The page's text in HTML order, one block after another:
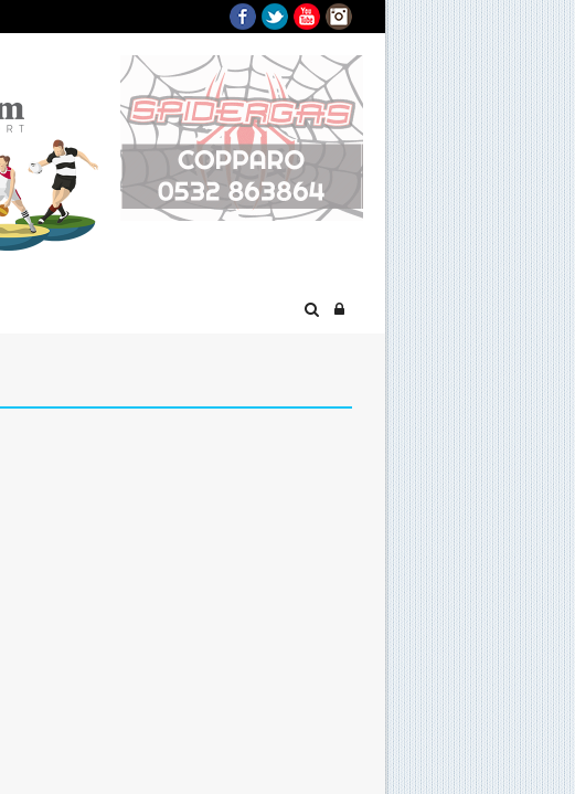
Facebook
TwitterYouTubeInstagram